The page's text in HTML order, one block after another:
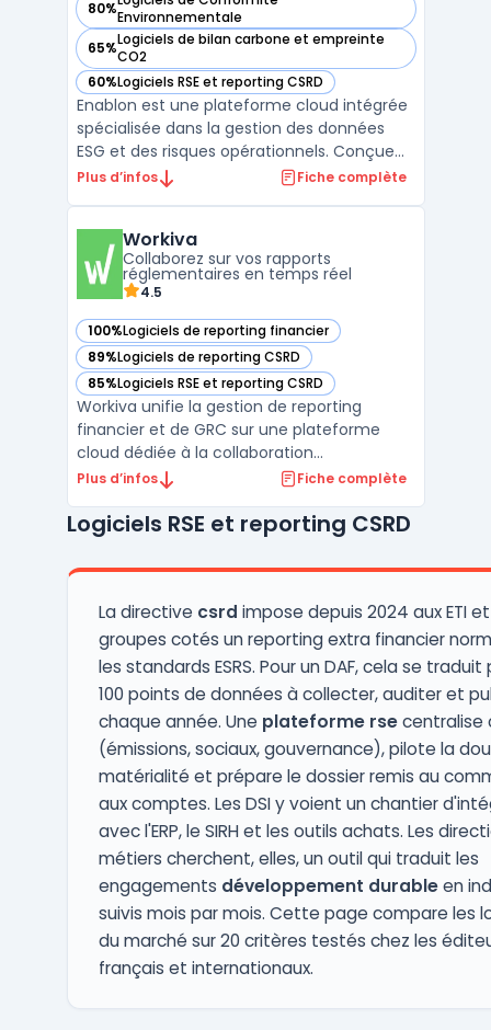
80%Environnementale
— voir Enablon dans cette catégorie
65%Logiciels de bilan carbone et empreinte
CO2
— voir Enablon dans cette catégorie
60%Logiciels RSE et reporting CSRD
— voir Enablon dans cette catégorie
Enablon est une plateforme cloud intégrée
spécialisée dans la gestion des données
ESG et des risques opérationnels. Conçue
pour centraliser la collecte, le suivi et
gouvernance, Enablon permet aux
entreprises de se conformer aux normes
mon ...
Plus d’infos Fiche complète
Workiva
Collaborez sur vos rapports
réglementaires en temps réel
4.5
100%Logiciels de reporting financier
— voir Workiva dans cette catégorie
89%Logiciels de reporting CSRD
— voir Workiva dans cette catégorie
85%Logiciels RSE et reporting CSRD
— voir Workiva dans cette catégorie
Workiva unifie la gestion de reporting
financier et de GRC sur une plateforme
cloud dédiée à la collaboration
documentaire, à la traçabilité des données
confrontées à la multiplication des
leurs flux financiers, extra-fina ...
Plus d’infos Fiche complète
Logiciels RSE et reporting CSRD
La directive csrd impose depuis 2024 aux ETI
groupes cotés un reporting extra financier
les standards ESRS. Pour un DAF, cela se traduit
100 points de données à collecter, auditer et
chaque année. Une plateforme rsecentralise
(émissions, sociaux, gouvernance), pilote la
matérialité et prépare le dossier remis au
aux comptes. Les DSI y voient un chantier
avec l'ERP, le SIRH et les outils achats. Les
métiers cherchent, elles, un outil qui traduit les
engagements développement durableen
suivis mois par mois. Cette page compare les
du marché sur 20 critères testés chez les
français et internationaux.